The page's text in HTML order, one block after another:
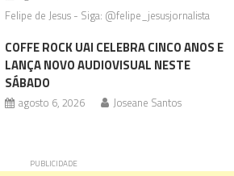
Felipe de Jesus - Siga: @felipe_jesusjornalista
COFFE ROCK UAI CELEBRA CINCO ANOS E
LANÇA NOVO AUDIOVISUAL NESTE
SÁBADO
agosto 6, 2026 Joseane Santos